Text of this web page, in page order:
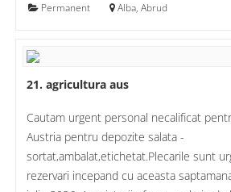
Permanent
Alba, Abrud
21. agricultura aus
Cautam urgent personal necalificat
Austria pentru depozite salata -
sortat,ambalat,etichetat.Plecarile sunt
rezervari incepand cu aceasta